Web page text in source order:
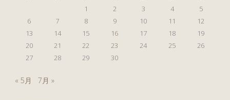
1
2 3 4
5
6
7 8 9 10 11
12
13
14 15 16 17 18
19
20
21 22 23 24 25
26
27
28 29 30
« 5月 7月 »